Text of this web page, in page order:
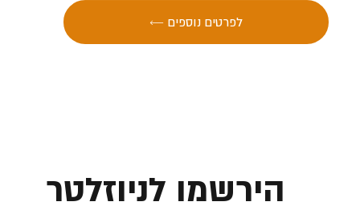
הירשמו לניוזלטר
← לפרטים נוספים